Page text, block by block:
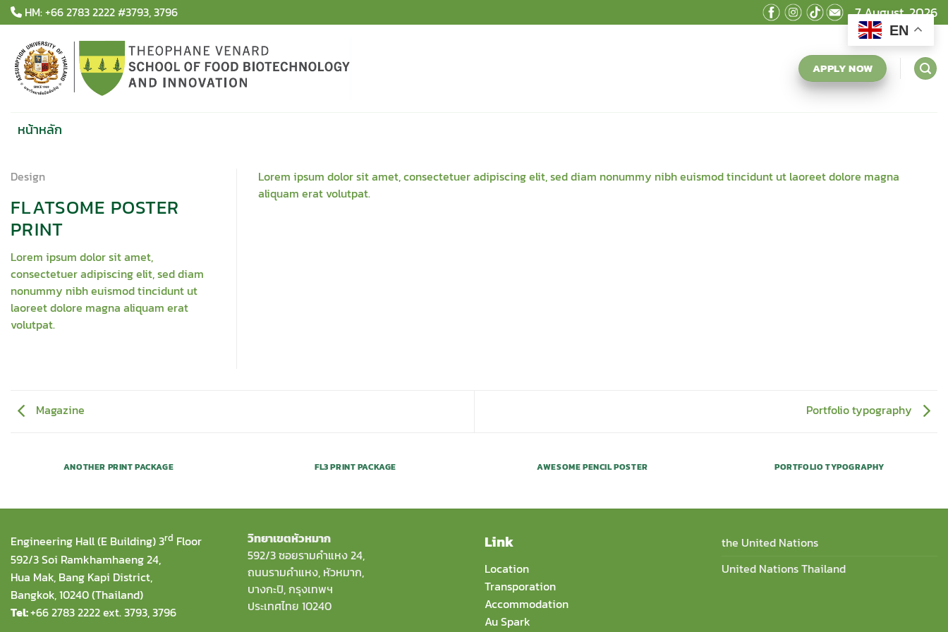
Skip
to
content
HM: +66 2783 2222 #3793, 3796 7 August, 2026
APPLY NOW
หน้าหลัก
Design
FLATSOME POSTER
PRINT
Lorem ipsum dolor sit amet,
consectetuer adipiscing elit, sed diam
nonummy nibh euismod tincidunt ut
laoreet dolore magna aliquam erat
volutpat.
Lorem ipsum dolor sit amet, consectetuer adipiscing elit, sed diam nonummy nibh euismod tincidunt ut laoreet dolore magna
aliquam erat volutpat.
Magazine Portfolio typography
ANOTHER PRINT PACKAGE FL3 PRINT PACKAGE AWESOME PENCIL POSTER PORTFOLIO TYPOGRAPHY
Engineering Hall (E Building) 3rd Floor
592/3 Soi Ramkhamhaeng 24,
Hua Mak, Bang Kapi District,
Bangkok, 10240 (Thailand)
Tel:+66 2783 2222 ext. 3793, 3796
วิทยาเขตหัวหมาก
592/3 ซอยรามคำแหง 24,
ถนนรามคำแหง, หัวหมาก,
บางกะปิ, กรุงเทพฯ
ประเทศไทย 10240
Link
Location
Transporation
Accommodation
Au Spark
the United Nations
United Nations Thailand
EN